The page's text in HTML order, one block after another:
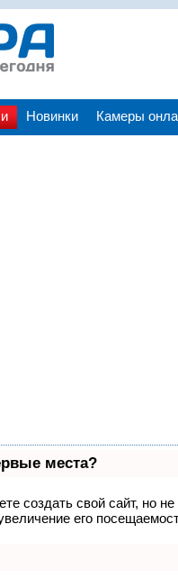
Новинки Камеры
места?
создать свой сайт, но
его